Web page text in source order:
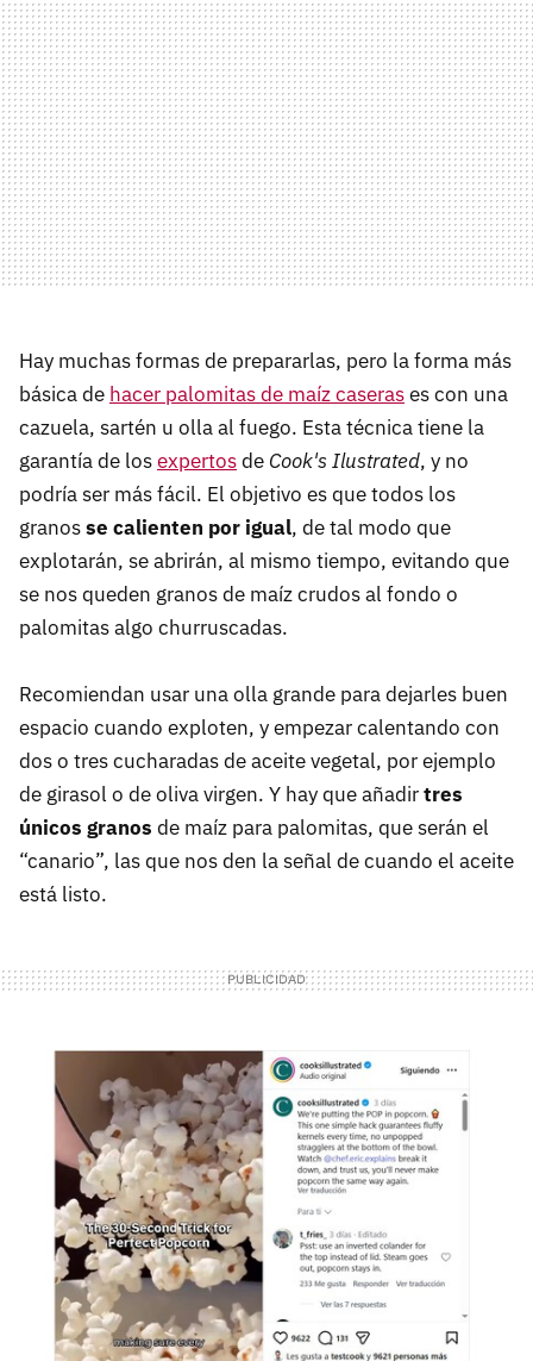
Hay muchas formas de prepararlas, pero la forma más
básica de hacer palomitas de maíz caserases con una
cazuela, sartén u olla al fuego. Esta técnica tiene la
garantía de losexpertosde Cook's Ilustrated, y no
podría ser más fácil. El objetivo es que todos los
granosse calienten por igual, de tal modo que
explotarán, se abrirán, al mismo tiempo, evitando que
se nos queden granos de maíz crudos al fondo o
palomitas algo churruscadas.
Recomiendan usar una olla grande para dejarles buen
espacio cuando exploten, y empezar calentando con
dos o tres cucharadas de aceite vegetal, por ejemplo
de girasol o de oliva virgen. Y hay que añadirtres
únicos granos de maíz para palomitas, que serán el
“canario”, las que nos den la señal de cuando el aceite
está listo.